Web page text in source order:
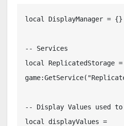
local DisplayManager = {}
-- Services
local ReplicatedStorage =
-- Display Values used to
local displayValues =